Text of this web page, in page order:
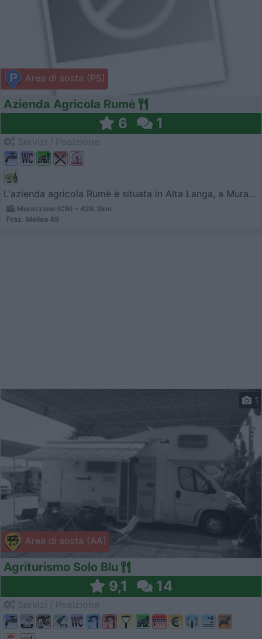
Area di sosta (PS)
Azienda Agricola Rumè
6 1
L'azienda agricola Rumè è situata in Alta Langa, a Mura...
Murazzano (CN) - 426.3km
Fraz. Mellea 49
Area di sosta (AA)
1
Agriturismo Solo Blu
9,1 14